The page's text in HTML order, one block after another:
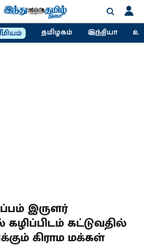
தமிழகம் இந்தியா
இருளர்
கழிப்பிடம் கட்டுவதில்
கிராம மக்கள்